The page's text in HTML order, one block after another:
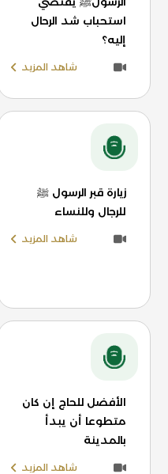
استحباب شد الرحال
إليه؟
شاهد المزيد
زيارة قبر الرسول ﷺ
للرجال وللنساء
شاهد المزيد
الأفضل للحاج إن كان
متطوعا أن يبدأ
بالمدينة
شاهد المزيد